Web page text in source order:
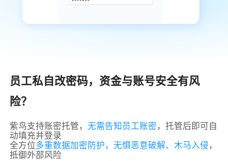
员工私自改密码，资金与账号安全有风
险？
紫鸟支持账密托管，无需告知员工账密 ，托管后即可自
动填充并登录
全方位多重数据加密防护，无惧恶意破解、木马入侵 ，
抵御外部风险